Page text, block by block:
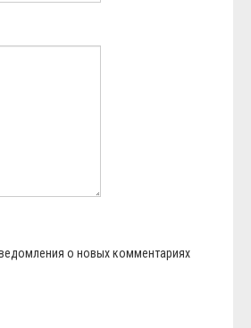
о новых комментариях